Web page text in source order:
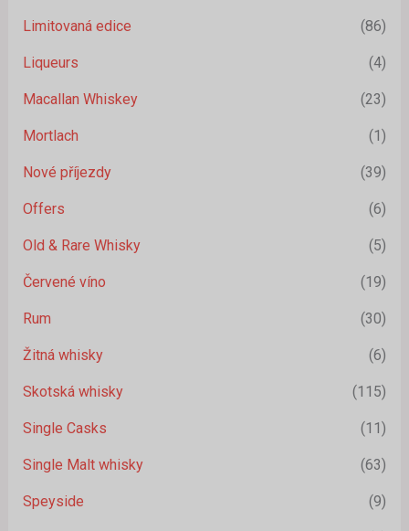
Limitovaná edice (86)
Liqueurs (4)
Macallan Whiskey (23)
Mortlach (1)
Nové příjezdy (39)
Offers (6)
Old & Rare Whisky (5)
Červené víno (19)
Rum (30)
Žitná whisky (6)
Skotská whisky (115)
Single Casks (11)
Single Malt whisky (63)
Speyside (9)